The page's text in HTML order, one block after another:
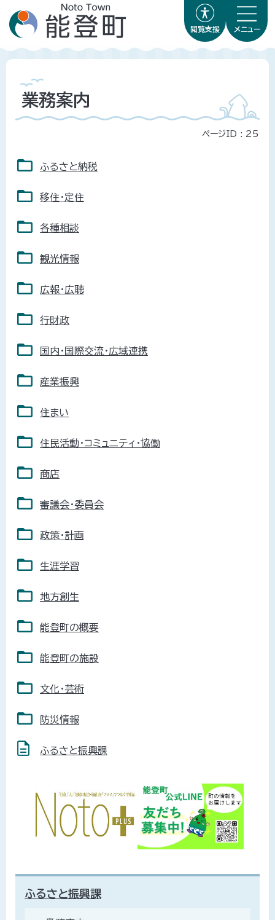
閲覧支援 メニュー
業務案内
ページID : 25
ふるさと納税
移住・定住
各種相談
観光情報
広報・広聴
行財政
国内・国際交流・広域連携
産業振興
住まい
住民活動・コミュニティ・協働
商店
審議会・委員会
政策・計画
生涯学習
地方創生
能登町の概要
能登町の施設
文化・芸術
防災情報
ふるさと振興課
ふるさと振興課